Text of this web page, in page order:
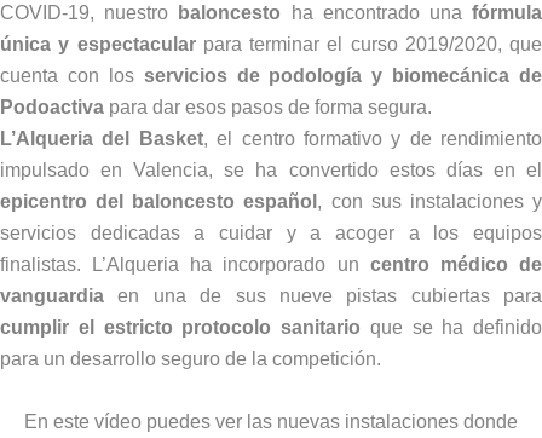
COVID-19, nuestro baloncesto ha encontrado unafórmula
única y espectacularpara terminar el curso 2019/2020, que
cuenta con los servicios de podología y biomecánica de
Podoactiva para dar esos pasos de forma segura.
L’Alqueria del Basket, el centro formativo y de rendimiento
impulsado en Valencia, se ha convertido estos días en el
epicentro del baloncesto español , con sus instalaciones y
servicios dedicadas a cuidar y a acoger a los equipos
finalistas. L’Alqueria ha incorporado un centro médico de
vanguardia en una de sus nueve pistas cubiertas para
cumplir el estricto protocolo sanitario que se ha definido
para un desarrollo seguro de la competición.
En este vídeo puedes ver las nuevas instalaciones donde